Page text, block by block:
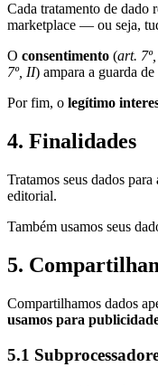
Cada tratamento de dado
marketplace — ou seja,
O consentimento (art.
7º, II) ampara a guarda
Por fim, o legítimo
4. Finalidades
Tratamos seus dados para
editorial.
Também usamos seus
5.
Compartilhamos dados
usamos para
5.1